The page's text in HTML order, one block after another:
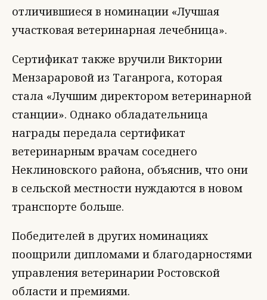
отличившиеся в номинации «Лучшая
участковая ветеринарная лечебница».
Сертификат также вручили Виктории
Мензараровой из Таганрога, которая
стала «Лучшим директором ветеринарной
станции». Однако обладательница
награды передала сертификат
ветеринарным врачам соседнего
Неклиновского района, объяснив, что они
в сельской местности нуждаются в новом
транспорте больше.
Победителей в других номинациях
поощрили дипломами и благодарностями
управления ветеринарии Ростовской
области и премиями.